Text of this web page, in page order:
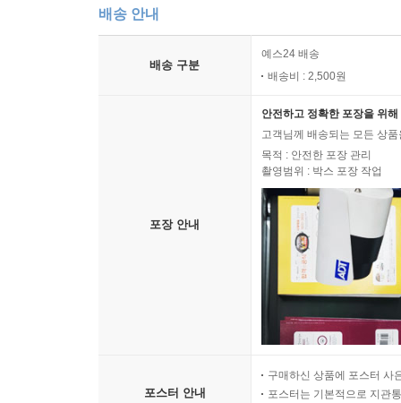
배송 안내
배송 구분
예스24 배송
배송비 : 2,500원
포장 안내
안전하고 정확한 포장을 위
고객님께 배송되는 모든 상
목적 : 안전한 포장 관리
촬영범위 : 박스 포장 작업
포스터 안내
구매하신 상품에 포스터 사
포스터는 기본적으로 지관